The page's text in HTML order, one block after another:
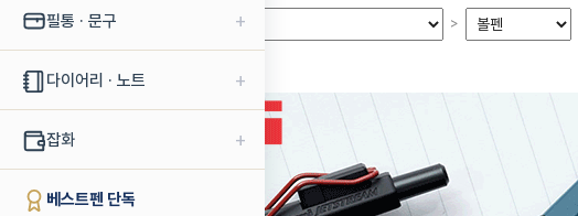
필통 · 문구 +
다이어리 · 노트 +
잡화 +
베스트펜 단독
>